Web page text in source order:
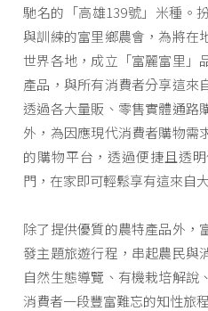
馳名的「高雄139號」米種。
與訓練的富里鄉農會，為將在
世界各地，成立「富麗富里」
產品，與所有消費者分享這來
透過各大量販、零售實體通路
外，為因應現代消費者購物需
的購物平台，透過便捷且透
門，在家即可輕鬆享有這來自
除了提供優質的農特產品外，
發主題旅遊行程，串起農民與
自然生態導覽、有機栽培解說
消費者一段豐富難忘的知性旅